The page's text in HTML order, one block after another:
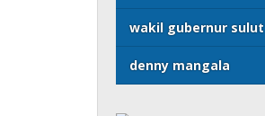
wakil gubernur sulut
denny mangala